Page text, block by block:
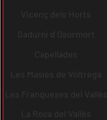
Vicenç dels Horts
Sadurní d´Osormort
Capellades
Les Masíes de Voltregà
Les Franqueses del Vallès
La Roca del Vallès